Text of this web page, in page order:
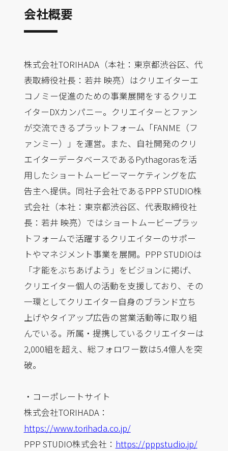
会社概要
株式会社TORIHADA（本社：東京都渋谷区、代
表取締役社長：若井 映亮）はクリエイターエ
コノミー促進のための事業展開をするクリエ
イターDXカンパニー。クリエイターとファン
が交流できるプラットフォーム「FANME（フ
ァンミー）」を運営。また、自社開発のクリ
エイターデータベースであるPythagorasを活
用したショートムービーマーケティングを広
告主へ提供。同社子会社であるPPP STUDIO株
式会社（本社：東京都渋谷区、代表取締役社
長：若井 映亮）ではショートムービープラッ
トフォームで活躍するクリエイターのサポー
トやマネジメント事業を展開。PPP STUDIOは
「才能をぶちあげよう」をビジョンに掲げ、
クリエイター個人の活動を支援しており、その
一環としてクリエイター自身のブランド立ち
上げやタイアップ広告の営業活動等に取り組
んでいる。所属・提携しているクリエイターは
2,000組を超え、総フォロワー数は5.4億人を突
破。
・コーポレートサイト
株式会社TORIHADA：
https://www.torihada.co.jp/
PPP STUDIO株式会社： https://pppstudio.jp/